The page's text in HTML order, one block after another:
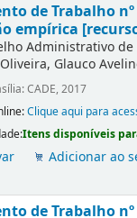
de Trabalho
empírica
Administrativo de
Oliveira, Glauco
CADE, 2017
Clique aqui para
Itens disponíveis
Adicionar ao
de Trabalho